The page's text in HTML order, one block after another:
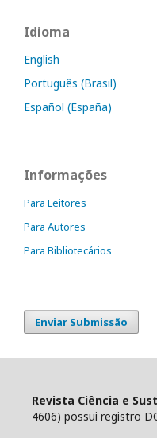
Idioma
English
Português (Brasil)
Español (España)
Informações
Para Leitores
Para Autores
Para Bibliotecários
Enviar Submissão
Revista Ciência e
4606) possui registro